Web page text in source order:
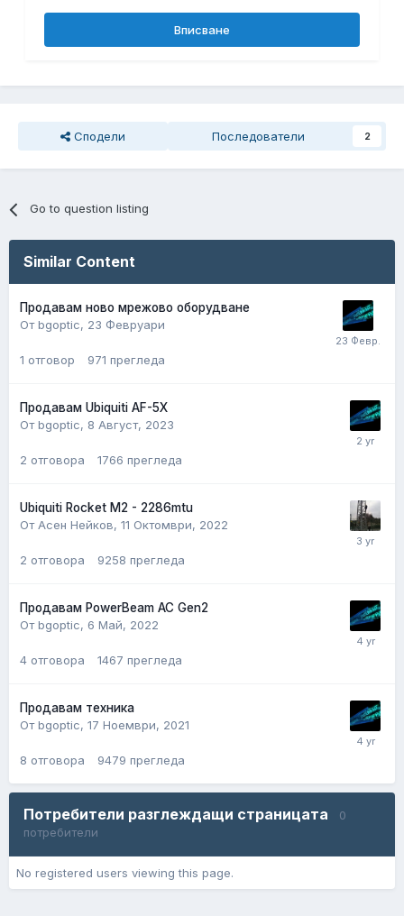
Вписване
Сподели Последователи 2
Go to question listing
Similar Content
Продавам ново мрежово оборудване
От bgoptic, 23 Февруари
1 отговор 971 прегледа
Продавам Ubiquiti AF-5X
От bgoptic, 8 Август, 2023
2 отговора 1766 прегледа
Ubiquiti Rocket M2 - 2286mtu
От Асен Нейков, 11 Октомври, 2022
2 отговора 9258 прегледа
Продавам PowerBeam AC Gen2
От bgoptic, 6 Май, 2022
4 отговора 1467 прегледа
Продавам техника
От bgoptic, 17 Ноември, 2021
8 отговора 9479 прегледа
Потребители разглеждащи страницата
0
потребители
No registered users viewing this page.